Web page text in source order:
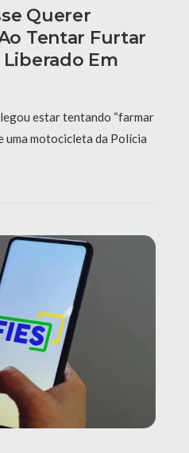
Querer
Tentar Furtar
Liberado Em
estar tentando “farmar
uma motocicleta da Polícia